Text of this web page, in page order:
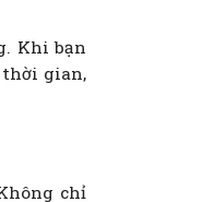
Khi bạn
gian,
chỉ